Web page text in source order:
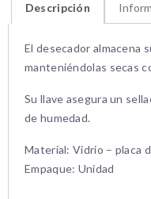
Descripción
El desecador almacena
manteniéndolas secas
Su llave asegura un
de humedad.
Material: Vidrio – placa
Empaque: Unidad